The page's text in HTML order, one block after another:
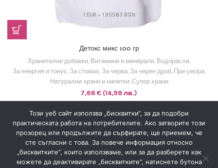
1 EUR = 1.95583 BGN
Детокс микс 100 гр
Хранителни добавки, Витамини и минерали, Водорасли,
За енергия и тонус, За стомах, За черва, За черен дроб, При умора,
Натурални храни и напитки, Супер храни
7,66 € (14,98 лв.)
1 2
Знахария Всички права запазени
Този уеб сайт използва „бисквитки“, за да подобри
практическата работа на потребителите. Ако затворите този
прозорец или продължите да сърфирате, ще приемем, че
сте съгласни с това. За повече информация относно
„бисквитките“, които използваме, или за да разберете как
можете да деактивирате „бисквитките“, натиснете бутона